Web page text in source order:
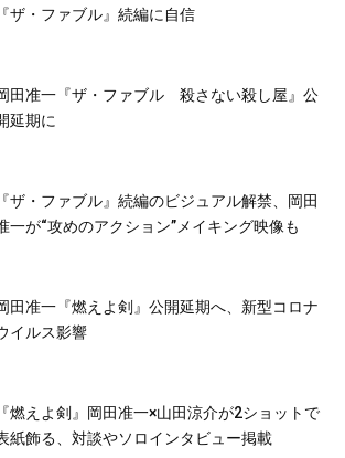
『ザ・ファブル』続編に自信
田准一『ザ・ファブル 殺さない殺し屋』公
延期に
『ザ・ファブル』続編のビジュアル解禁、岡田
一が“攻めのアクション”メイキング映像も
田准一『燃えよ剣』公開延期へ、新型コロナ
イルス影響
『燃えよ剣』岡田准一×山田涼介が2ショットで
紙飾る、対談やソロインタビュー掲載